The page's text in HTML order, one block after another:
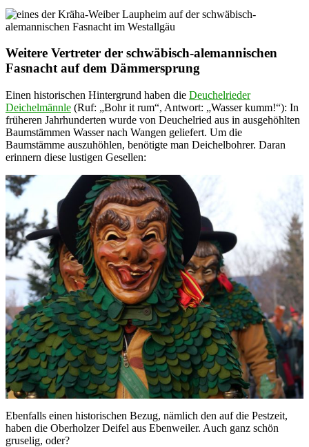
Weitere Vertreter der schwäbisch-alemannischen
Fasnacht auf dem Dämmersprung
Einen historischen Hintergrund haben die Deuchelrieder
Deichelmännle (Ruf: „Bohr it rum“, Antwort: „Wasser kumm!“): In
früheren Jahrhunderten wurde von Deuchelried aus in ausgehöhlten
Baumstämmen Wasser nach Wangen geliefert. Um die
Baumstämme auszuhöhlen, benötigte man Deichelbohrer. Daran
erinnern diese lustigen Gesellen:
Ebenfalls einen historischen Bezug, nämlich den auf die Pestzeit,
haben die Oberholzer Deifel aus Ebenweiler. Auch ganz schön
gruselig, oder?